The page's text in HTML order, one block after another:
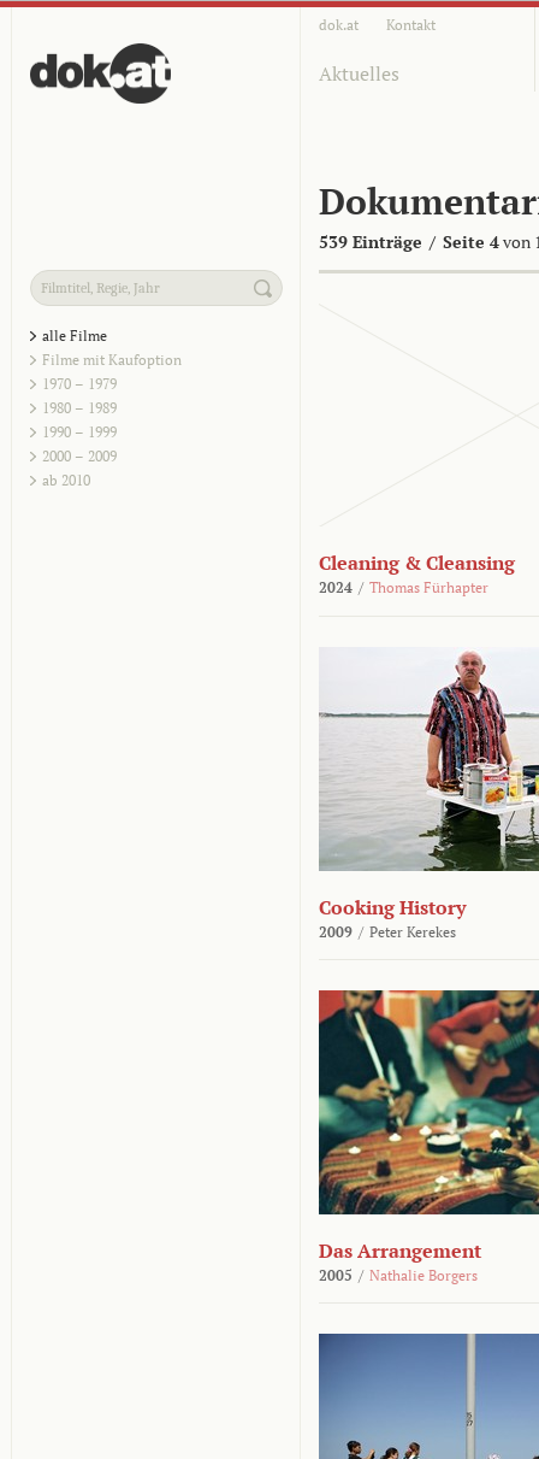
dok.at Kontakt
Aktuelles
539 Einträge / Seite 4von
alle Filme
Filme mit Kaufoption
1970 – 1979
1980 – 1989
1990 – 1999
2000 – 2009
ab 2010
Cleaning & Cleansing
2024 / Thomas Fürhapter
Cooking History
2009 / Peter Kerekes
Das Arrangement
2005 / Nathalie Borgers